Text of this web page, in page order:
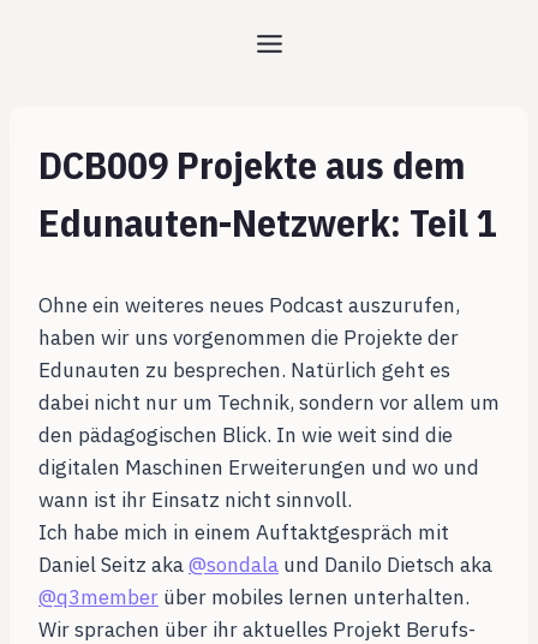
DCB009 Projekte aus dem
Edunauten-Netzwerk: Teil 1
Ohne ein weiteres neues Podcast auszurufen,
haben wir uns vorgenommen die Projekte der
Edunauten zu besprechen. Natürlich geht es
dabei nicht nur um Technik, sondern vor allem um
den pädagogischen Blick. In wie weit sind die
digitalen Maschinen Erweiterungen und wo und
wann ist ihr Einsatz nicht sinnvoll.
Ich habe mich in einem Auftaktgespräch mit
Daniel Seitz aka@sondala und Danilo Dietsch aka
@q3member über mobiles lernen unterhalten.
Wir sprachen über ihr aktuelles Projekt Berufs-